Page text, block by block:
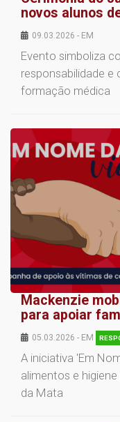
novos alunos
09.03.2026 - EM
Evento simboliza
responsabilidade
formação médica
Mackenzie
para apoiar
05.03.2026 - EM
A iniciativa 'Em
alimentos e
da Mata